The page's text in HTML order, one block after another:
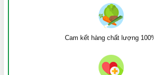
Cam kết hàng chất lượng